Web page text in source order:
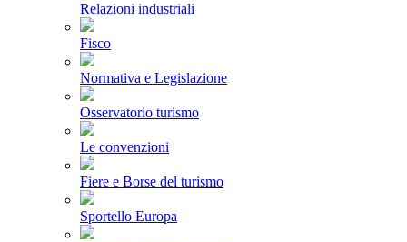
Relazioni industriali
Fisco
Normativa e Legislazione
Osservatorio turismo
Le convenzioni
Fiere e Borse del turismo
Sportello Europa